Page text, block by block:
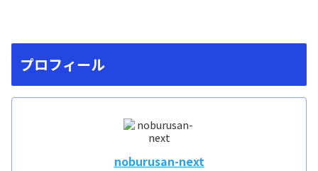
プロフィール
noburusan-next